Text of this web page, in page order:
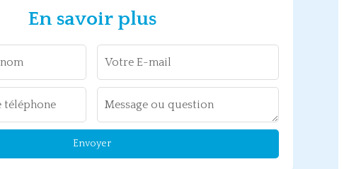
En savoir plus
Envoyer